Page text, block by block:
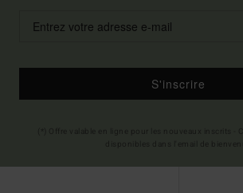
S'inscrire